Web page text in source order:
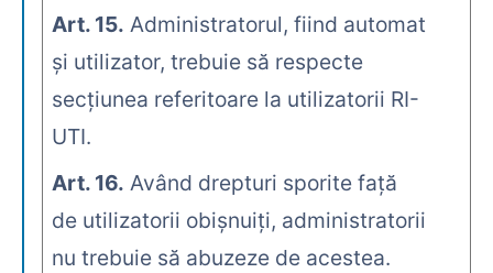
Art. 15. Administratorul, fiind automat
şi utilizator, trebuie să respecte
secţiunea referitoare la utilizatorii RI-
UTI.
Art. 16. Având drepturi sporite faţă
de utilizatorii obişnuiţi, administratorii
nu trebuie să abuzeze de acestea.